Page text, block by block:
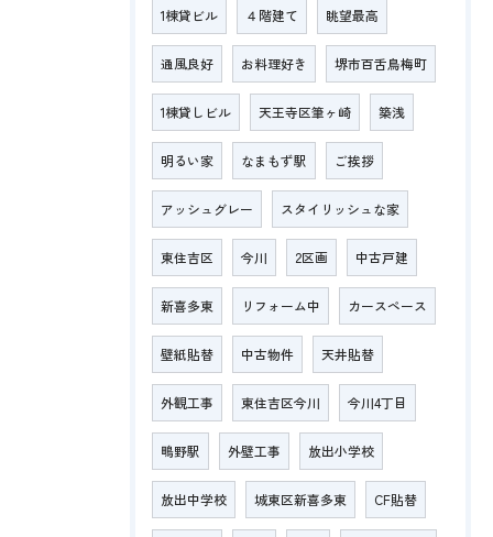
1棟貸ビル ４階建て 眺望最高
通風良好 お料理好き 堺市百舌鳥梅町
1棟貸しビル 天王寺区筆ヶ崎 築浅
明るい家 なまもず駅 ご挨拶
アッシュグレー スタイリッシュな家
東住吉区 今川 2区画 中古戸建
新喜多東 リフォーム中 カースペース
壁紙貼替 中古物件 天井貼替
外観工事 東住吉区今川 今川4丁目
鴫野駅 外壁工事 放出小学校
放出中学校 城東区新喜多東 CF貼替